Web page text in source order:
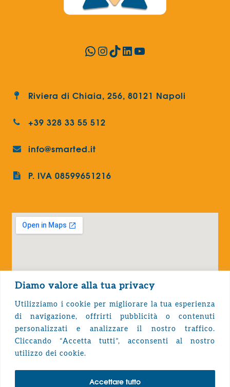
Diamo valore alla tua privacy
Utilizziamo i cookie per migliorare la tua esperienza
di navigazione, offrirti pubblicità o contenuti
personalizzati e analizzare il nostro traffico.
Cliccando “Accetta tutti”, acconsenti al nostro
utilizzo dei cookie.
Accettare tutto
WhatsApp
Instagram
TikTok
LinkedIn
YouTube
Riviera di Chiaia, 256, 80121 Napoli
+39 328 33 55 512
info@smarted.it
P. IVA 08599651216
Privacy Policy